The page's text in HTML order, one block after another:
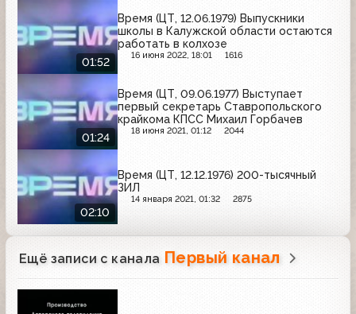
01:52
Время (ЦТ, 12.06.1979) Выпускники
школы в Калужской области остаются
работать в колхозе
16 июня 2022, 18:01 1616
01:24
Время (ЦТ, 09.06.1977) Выступает
первый секретарь Ставропольского
крайкома КПСС Михаил Горбачев
18 июня 2021, 01:12 2044
02:10
Время (ЦТ, 12.12.1976) 200-тысячный
ЗИЛ
14 января 2021, 01:32 2875
Ещё записи с канала Первый канал